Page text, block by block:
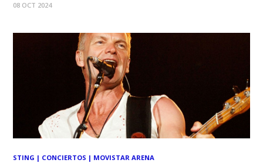
las 18.00hrs, reunirá a lo mejor
08 OCT 2024
STING | CONCIERTOS | MOVISTAR ARENA